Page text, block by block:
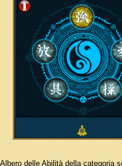
delle Abilità della